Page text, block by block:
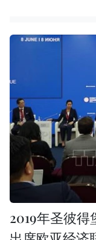
2019年圣彼